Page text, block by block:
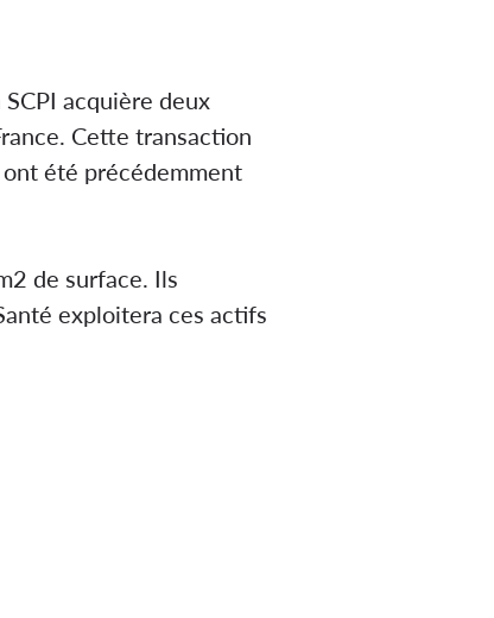
SCPI acquière deux
Cette transaction
été précédemment
2 de surface. Ils
exploitera ces actifs